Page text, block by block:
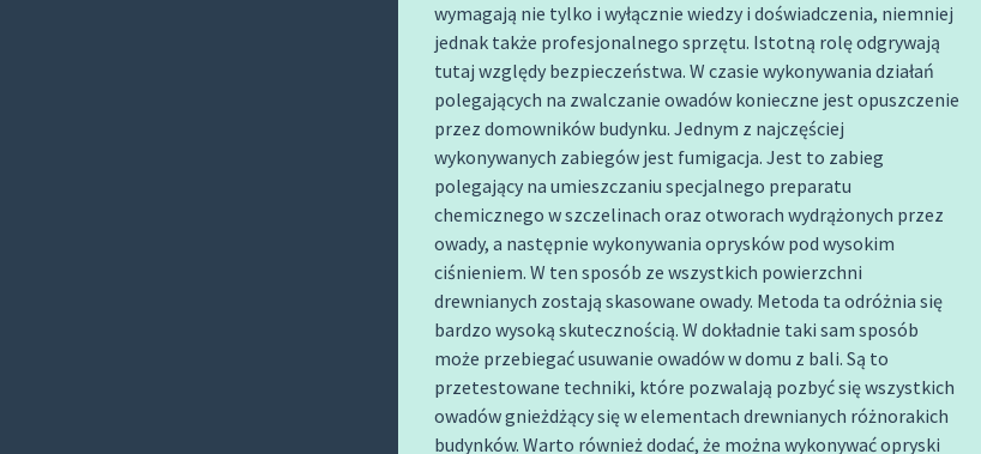
wymagają nie tylko i wyłącznie wiedzy i doświadczenia, niemniej
jednak także profesjonalnego sprzętu. Istotną rolę odgrywają
tutaj względy bezpieczeństwa. W czasie wykonywania działań
polegających na zwalczanie owadów konieczne jest opuszczenie
przez domowników budynku. Jednym z najczęściej
wykonywanych zabiegów jest fumigacja. Jest to zabieg
polegający na umieszczaniu specjalnego preparatu
chemicznego w szczelinach oraz otworach wydrążonych przez
owady, a następnie wykonywania oprysków pod wysokim
ciśnieniem. W ten sposób ze wszystkich powierzchni
drewnianych zostają skasowane owady. Metoda ta odróżnia się
bardzo wysoką skutecznością. W dokładnie taki sam sposób
może przebiegać usuwanie owadów w domu z bali. Są to
przetestowane techniki, które pozwalają pozbyć się wszystkich
owadów gnieżdżący się w elementach drewnianych różnorakich
budynków. Warto również dodać, że można wykonywać opryski